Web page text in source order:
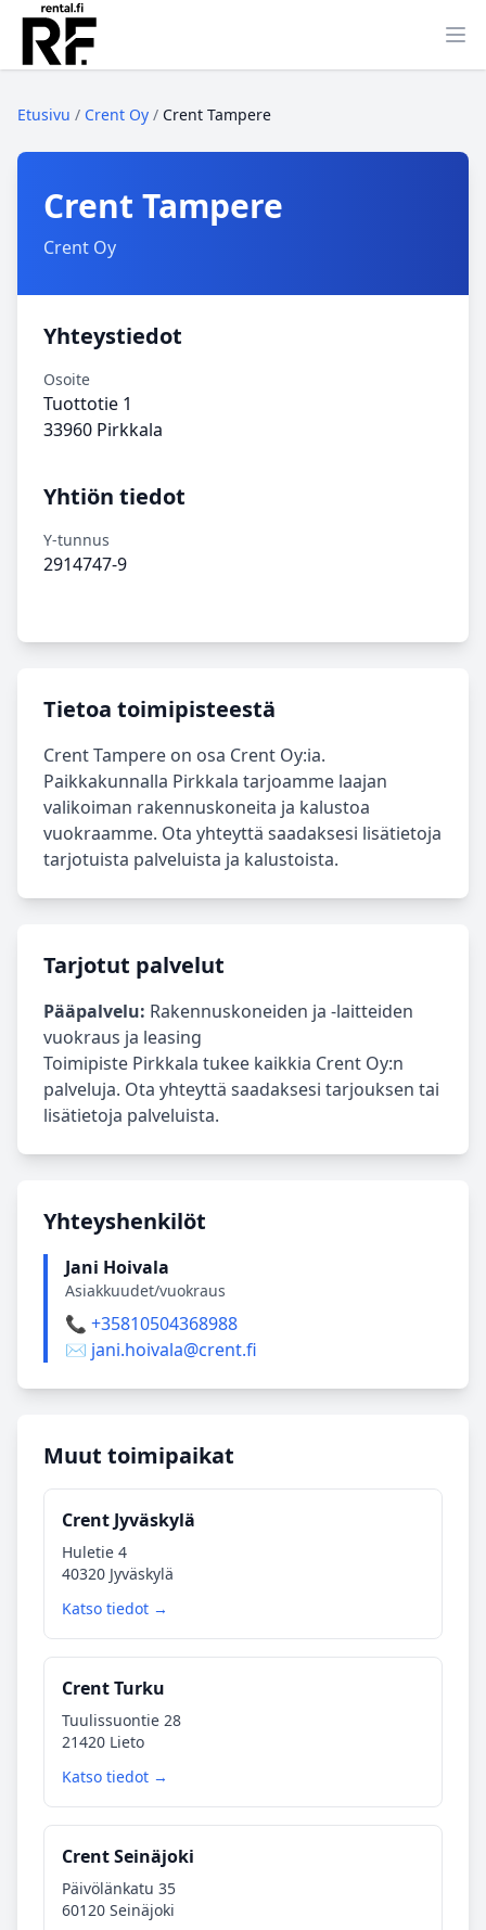
Etusivu / Crent Oy / Crent Tampere
Crent Tampere
Crent Oy
Yhteystiedot
Osoite
Tuottotie 1
33960 Pirkkala
Yhtiön tiedot
Y-tunnus
2914747-9
Tietoa toimipisteestä
Crent Tampere on osa Crent Oy:ia.
Paikkakunnalla Pirkkala tarjoamme laajan
valikoiman rakennuskoneita ja kalustoa
vuokraamme. Ota yhteyttä saadaksesi lisätietoja
tarjotuista palveluista ja kalustoista.
Tarjotut palvelut
Pääpalvelu: Rakennuskoneiden ja -laitteiden
vuokraus ja leasing
Toimipiste Pirkkala tukee kaikkia Crent Oy:n
palveluja. Ota yhteyttä saadaksesi tarjouksen tai
lisätietoja palveluista.
Yhteyshenkilöt
Jani Hoivala
Asiakkuudet/vuokraus
📞 +35810504368988
✉️ jani.hoivala@crent.fi
Muut toimipaikat
Crent Jyväskylä
Huletie 4
40320 Jyväskylä
Katso tiedot →
Crent Turku
Tuulissuontie 28
21420 Lieto
Katso tiedot →
Crent Seinäjoki
Päivölänkatu 35
60120 Seinäjoki